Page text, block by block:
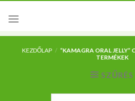
KEZDŐLAP / “KAMAGRA ORAL JELLY”
TERMÉKEK
SZŰRÉS